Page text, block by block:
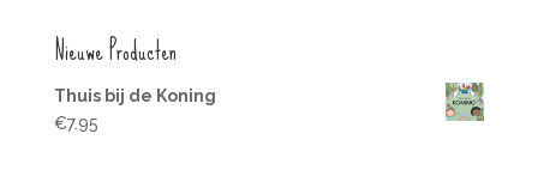
Nieuwe Producten
Thuis bij de Koning
€7.95